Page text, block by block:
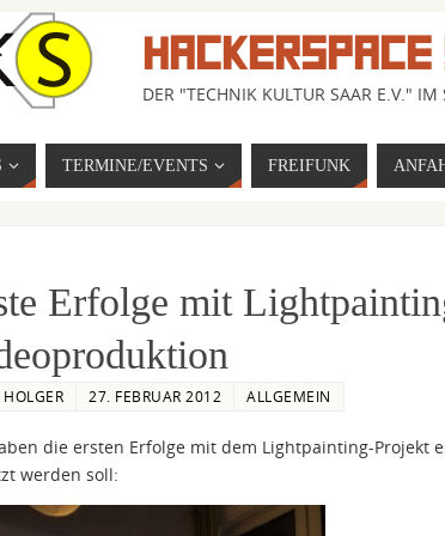
DER "TECHNIK KULTUR SAAR E.V." IM
TERMINE/EVENTS FREIFUNK
Erfolge mit
HOLGER 27. FEBRUAR 2012 ALLGEMEIN
die ersten Erfolge mit dem Lightpainting-Projekt
werden soll: